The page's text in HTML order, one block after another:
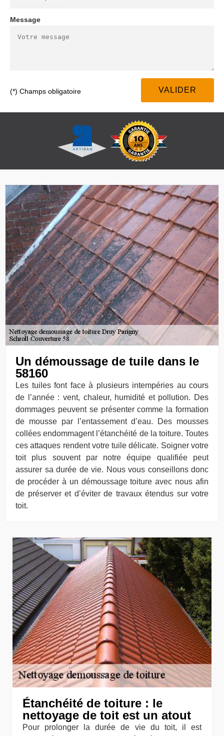
Message
(*) Champs obligatoire
Un démoussage de tuile dans le
58160
Les tuiles font face à plusieurs intempéries au cours
de l’année : vent, chaleur, humidité et pollution. Des
dommages peuvent se présenter comme la formation
de mousse par l’entassement d’eau. Des mousses
collées endommagent l’étanchéité de la toiture. Toutes
ces attaques rendent votre tuile délicate. Soigner votre
toit plus souvent par notre équipe qualifiée peut
assurer sa durée de vie. Nous vous conseillons donc
de procéder à un démoussage toiture avec nous afin
de préserver et d’éviter de travaux étendus sur votre
toit.
Étanchéité de toiture : le
nettoyage de toit est un atout
Pour prolonger la durée de vie du toit, il est